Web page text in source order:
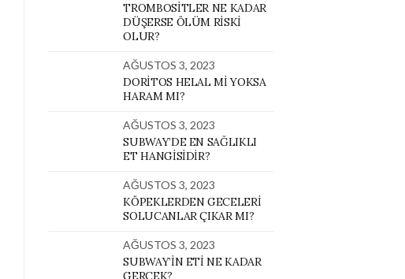
TROMBOSITLER NE KADAR
DÜŞERSE ÖLÜM RISKI
OLUR?
AĞUSTOS 3, 2023
DORITOS HELAL MI YOKSA
HARAM MI?
AĞUSTOS 3, 2023
SUBWAY’DE EN SAĞLIKLI
ET HANGISIDIR?
AĞUSTOS 3, 2023
KÖPEKLERDEN GECELERI
SOLUCANLAR ÇIKAR MI?
AĞUSTOS 3, 2023
SUBWAY’IN ETI NE KADAR
GERÇEK?